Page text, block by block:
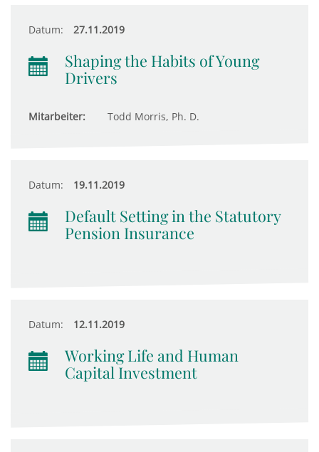
Datum: 27.11.2019
Shaping the Habits of Young
Drivers
Mitarbeiter: Todd Morris, Ph. D.
Datum: 19.11.2019
Default Setting in the Statutory
Pension Insurance
Datum: 12.11.2019
Working Life and Human
Capital Investment